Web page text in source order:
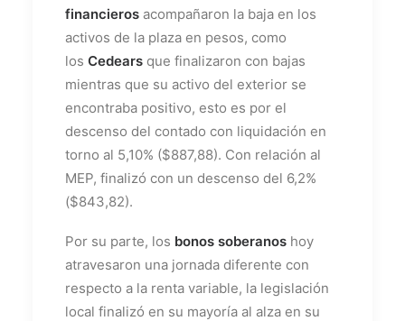
financieros acompañaron la baja en los
activos de la plaza en pesos, como
los Cedears que finalizaron con bajas
mientras que su activo del exterior se
encontraba positivo, esto es por el
descenso del contado con liquidación en
torno al 5,10% ($887,88). Con relación al
MEP, finalizó con un descenso del 6,2%
($843,82).
Por su parte, los bonos soberanos hoy
atravesaron una jornada diferente con
respecto a la renta variable, la legislación
local finalizó en su mayoría al alza en su